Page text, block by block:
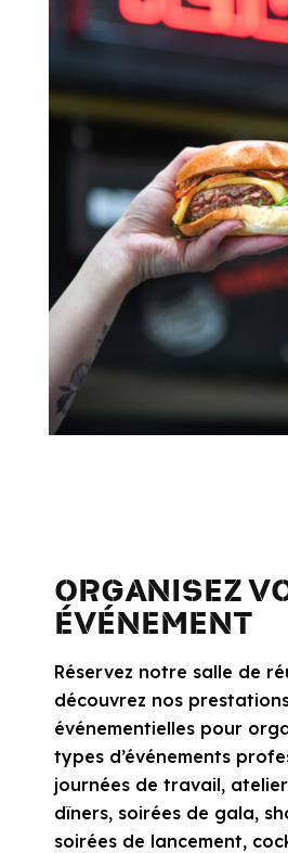
ORGANISEZ
ÉVÉNEMENT
Réservez notre salle de
découvrez nos
événementielles pour
types d’événements
journées de travail,
dîners, soirées de gala,
soirées de lancement,